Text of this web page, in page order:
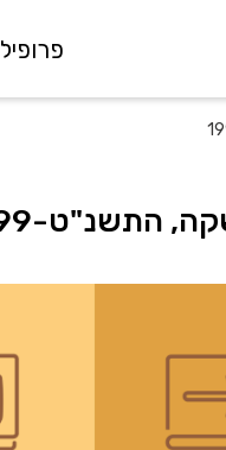
פרופיל
התשנ"ט-1999